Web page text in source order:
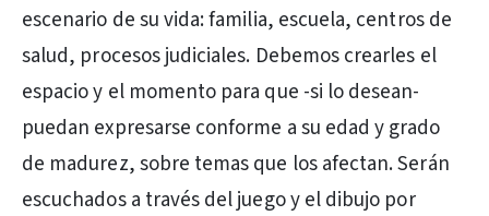
escenario de su vida: familia, escuela, centros de
salud, procesos judiciales. Debemos crearles el
espacio y el momento para que -si lo desean-
puedan expresarse conforme a su edad y grado
de madurez, sobre temas que los afectan. Serán
escuchados a través del juego y el dibujo por